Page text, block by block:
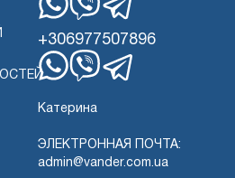
WhatsApp
ВиберТелеграмма
+306977507896
Катерина
ЭЛЕКТРОННАЯ ПОЧТА:
admin@vander.com.ua